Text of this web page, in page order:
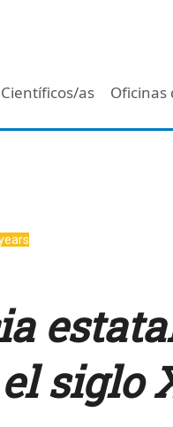
-
Científicos/as Oficinas
siglo